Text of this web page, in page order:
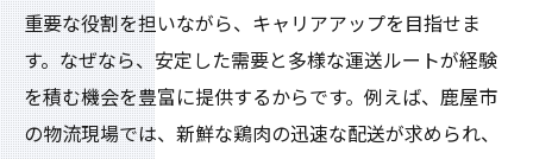
重要な役割を担いながら、キャリアアップを目指せま
す。なぜなら、安定した需要と多様な運送ルートが経験
を積む機会を豊富に提供するからです。例えば、鹿屋市
の物流現場では、新鮮な鶏肉の迅速な配送が求められ、